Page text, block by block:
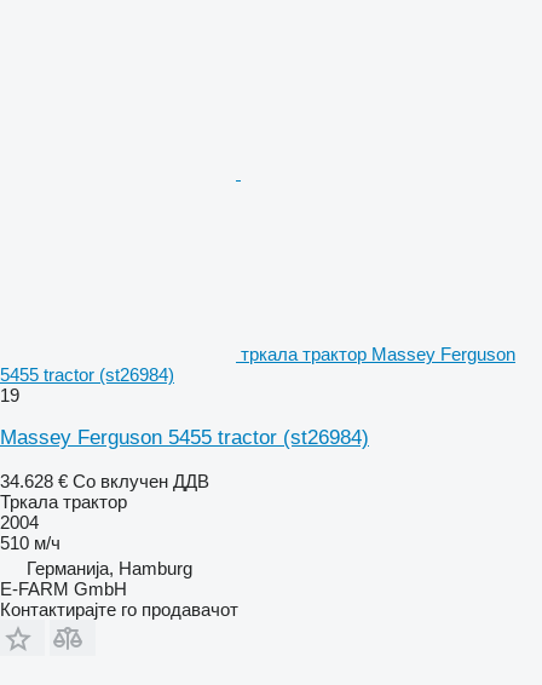
тркала трактор Massey Ferguson
5455 tractor (st26984)
19
Massey Ferguson 5455 tractor (st26984)
34.628 € Со вклучен ДДВ
Тркала трактор
2004
510 м/ч
Германија, Hamburg
E-FARM GmbH
Контактирајте го продавачот